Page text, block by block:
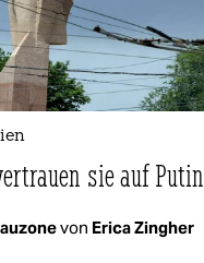
sie auf Putin
von Erica Zingher